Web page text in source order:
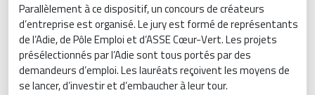
Parallèlement à ce dispositif, un concours de créateurs
d’entreprise est organisé. Le jury est formé de représentants
de l’Adie, de Pôle Emploi et d’ASSE Cœur-Vert. Les projets
présélectionnés par l’Adie sont tous portés par des
demandeurs d’emploi. Les lauréats reçoivent les moyens de
se lancer, d’investir et d’embaucher à leur tour.